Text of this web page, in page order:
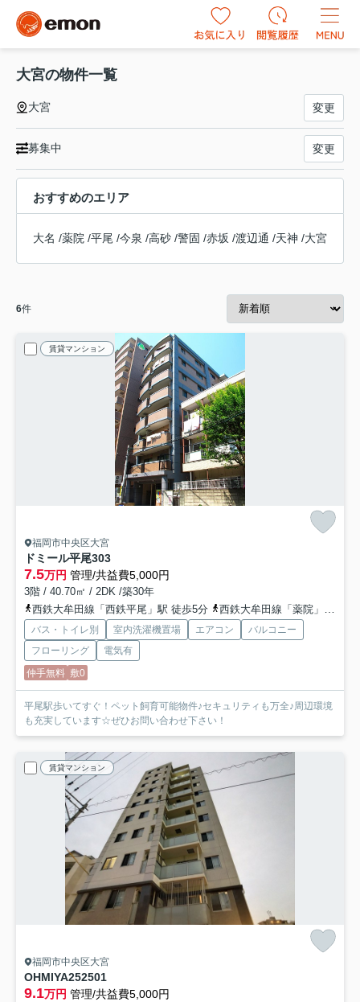
大宮の物件一覧
大宮 変更
募集中 変更
おすすめのエリア
大名 /薬院 /平尾 /今泉 /高砂 /警固 /赤坂 /渡辺通 /天神 /大宮
6件
賃貸マンション
福岡市中央区大宮
ドミール平尾303
7.5万円 管理/共益費5,000円
3階 / 40.70㎡ / 2DK /築30年
西鉄大牟田線「西鉄平尾」駅 徒歩5分
西鉄大牟田線「薬院」駅 徒歩11分
バス・トイレ別 室内洗濯機置場 エアコン
バルコニー
フローリング
電気有
仲手無料 敷0
平尾駅歩いてすぐ！ペット飼育可能物件♪セキュリティも万全♪周辺環境
も充実しています☆ぜひお問い合わせ下さい！
賃貸マンション
福岡市中央区大宮
OHMIYA252501
9.1万円 管理/共益費5,000円